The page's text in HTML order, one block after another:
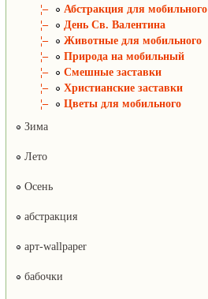
¦–
Абстракция для мобильного
¦–
День Св. Валентина
¦–
Животные для мобильного
¦–
Природа на мобильный
¦–
Смешные заставки
¦–
Христианские заставки
¦–
Цветы для мобильного
Зима
Лето
Осень
абстракция
арт-wallpaper
бабочки